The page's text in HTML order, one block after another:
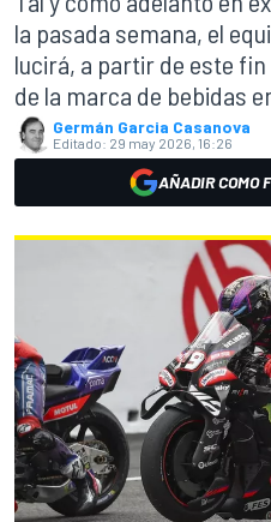
la pasada semana, el
lucirá, a partir de este
de la marca de bebidas
Germán Garcia Casanova
Editado: 29 may 2026, 16:26
AÑADIR COMO